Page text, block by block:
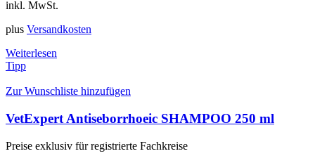
inkl. MwSt.
plus Versandkosten
Weiterlesen
Tipp
Zur Wunschliste hinzufügen
VetExpert Antiseborrhoeic SHAMPOO 250 ml
Preise exklusiv für registrierte Fachkreise